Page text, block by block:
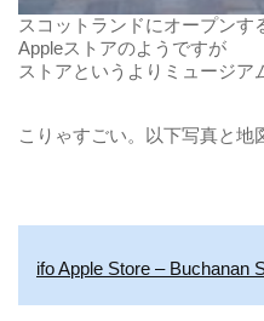
スコットランドにオープンす
Appleストアのようですが
ストアというよりミュージア
こりゃすごい。以下写真と地
ifo Apple Store – Buchanan